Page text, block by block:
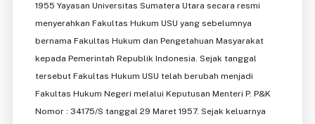
1955 Yayasan Universitas Sumatera Utara secara resmi
menyerahkan Fakultas Hukum USU yang sebelumnya
bernama Fakultas Hukum dan Pengetahuan Masyarakat
kepada Pemerintah Republik Indonesia. Sejak tanggal
tersebut Fakultas Hukum USU telah berubah menjadi
Fakultas Hukum Negeri melalui Keputusan Menteri P. P&K
Nomor : 34175/S tanggal 29 Maret 1957. Sejak keluarnya